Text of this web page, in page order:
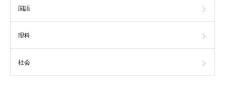
国語
理科
社会